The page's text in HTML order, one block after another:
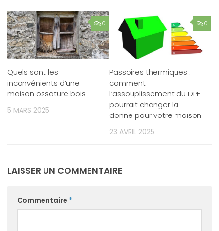
0
Quels sont les
inconvénients d’une
maison ossature bois
5 MARS 2025
0
Passoires thermiques :
comment
l’assouplissement du DPE
pourrait changer la
donne pour votre maison
23 AVRIL 2025
LAISSER UN COMMENTAIRE
Commentaire *